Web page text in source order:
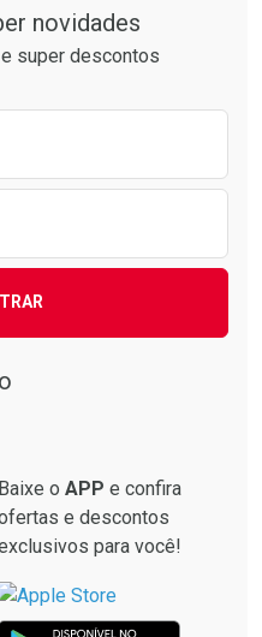
Por R$ 55,19/cada
novidades
super descontos
Baixe o APP e confira
e descontos
para você!